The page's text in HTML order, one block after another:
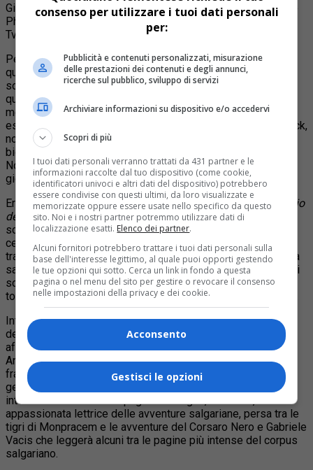
Gianni Bissaca, con la regia di Roberto Tarasco e con l’attore
Philippe Leroy, l’indimenticabile Yanez de Gomera del serial
Tv
, come ospite d’onore.
Per celebrare questo scrittore tanto sedentario nella realtà
quanto viaggiatore nella fantasia, ci si affiderà alla colonna
sonora di Totò Zingaro, autore diSalgari privato
quest’album interamente dedicato a Emilio Salgari gli stili si
mescolano in un’avventura musicale costruita con ritmi
esotici, ragtime, marcette d’inizio secolo, ma anche punk-rock,
noise e elettronica rifrangente, a sottolineare che le vicende
biografiche e letterarie di un grande autore di inizio
Novecento non sono poi così distanti dall’Italia dei nostri
giorni.
Ernesto Ferrero, autore diDisegnare il vento. L’ultimo viaggio
del capitano Salgari (Einaudi), rivelerà i lati meno noti dello
scrittore che ha infiammato generazioni di italiani creando
centinaia di personaggi avventurosi sospinti dalla forza
travolgente d’una eterna giovinezza. Il vero eroe della serata
sarà lui, il giornalista veronese appassionato di ciclismo e di
scherma, pessimo scolaro e lettore onnivoro, che insegue
tormentosi sogni di rivincita scrivendo romanzi d’appendice.
Interverranno successivamente Giovanna Viglongo – che ha
deciso di dare nuovamente alle stampe la prima biografia,
affettuosa e documentata di Giovanni Arpino e Roberto
Antonetto:Emilio Salgari, il padre degli eroi-, quindi i
fratelli Gabriele e Maurizio Ferraris, rappresentanti di una
generazione la cui infanzia e adolescenza ruotava quasi
interamente attorno alle pagine di Salgari, Ilda Curti,
appassionata lettrice delle avventure salgariane, persa tra le
tigri di Monpracem e le avventure del Corsaro Nero e Gabriele
Vacis che leggerà alcuni tra le pagine più intense del corpus
salgariano.
consenso per utilizzare i tuoi dati personali
per:
Pubblicità e contenuti personalizzati, misurazione
delle prestazioni dei contenuti e degli annunci,
ricerche sul pubblico, sviluppo di servizi
Archiviare informazioni su dispositivo e/o accedervi
Scopri di più
I tuoi dati personali verranno trattati da 431 partner e le
informazioni raccolte dal tuo dispositivo (come cookie,
identificatori univoci e altri dati del dispositivo) potrebbero
essere condivise con questi ultimi, da loro visualizzate e
memorizzate oppure essere usate nello specifico da questo
sito. Noi e i nostri partner potremmo utilizzare dati di
localizzazione esatti. Elenco dei partner.
Alcuni fornitori potrebbero trattare i tuoi dati personali sulla
base dell'interesse legittimo, al quale puoi opporti gestendo
le tue opzioni qui sotto. Cerca un link in fondo a questa
pagina o nel menu del sito per gestire o revocare il consenso
nelle impostazioni della privacy e dei cookie.
Acconsento
Gestisci le opzioni